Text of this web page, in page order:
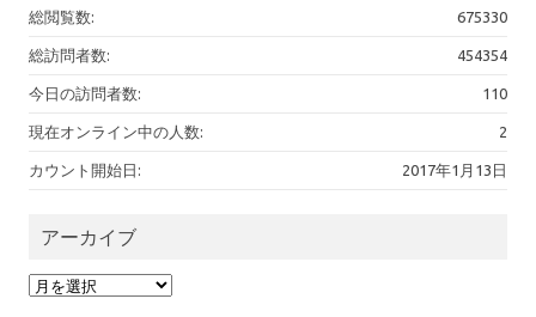
675330
総閲覧数:
454354
総訪問者数:
110
今日の訪問者数:
2
現在オンライン中の人数:
2017年1月13日
カウント開始日:
アーカイブ
アーカイブ